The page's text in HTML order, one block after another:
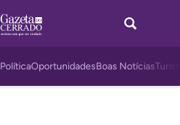
PolíticaOportunidadesBoas Notícias